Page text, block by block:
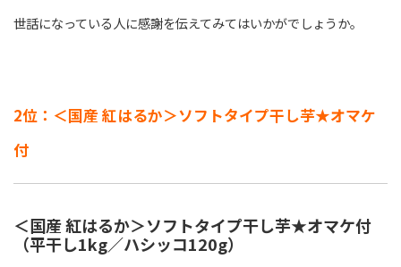
世話になっている人に感謝を伝えてみてはいかがでしょうか。
2位：＜国産 紅はるか＞ソフトタイプ干し芋★オマケ
付
＜国産 紅はるか＞ソフトタイプ干し芋★オマケ付
（平干し1kg／ハシッコ120g）